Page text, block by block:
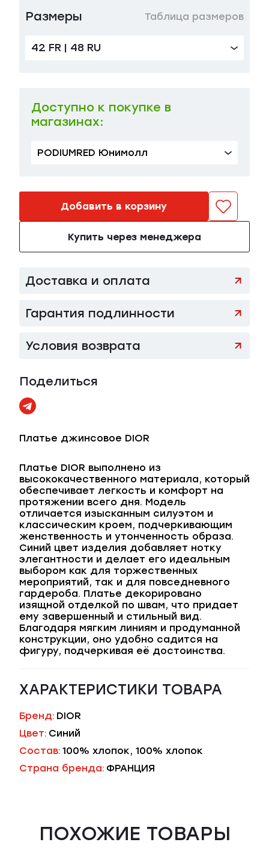
Размеры Таблица размеров
42 FR | 48 RU
Доступно к покупке в
магазинах:
PODIUMRED Юнимолл
Добавить в корзину
Купить через менеджера
Доставка и оплата
Гарантия подлинности
Условия возврата
Поделиться
Платье джинсовое DIOR
Платье DIOR выполнено из
высококачественного материала, который
обеспечивает легкость и комфорт на
протяжении всего дня. Модель
отличается изысканным силуэтом и
классическим кроем, подчеркивающим
женственность и утонченность образа.
Синий цвет изделия добавляет нотку
элегантности и делает его идеальным
выбором как для торжественных
мероприятий, так и для повседневного
гардероба. Платье декорировано
изящной отделкой по швам, что придает
ему завершенный и стильный вид.
Благодаря мягким линиям и продуманной
конструкции, оно удобно садится на
фигуру, подчеркивая её достоинства.
ХАРАКТЕРИСТИКИ ТОВАРА
Бренд: DIOR
Цвет: Синий
Состав: 100% хлопок, 100% хлопок
Страна бренда: ФРАНЦИЯ
ПОХОЖИЕ ТОВАРЫ